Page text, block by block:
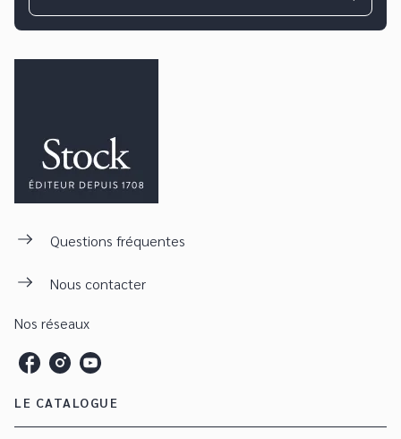
Questions fréquentes
Nous contacter
Nos réseaux
LE CATALOGUE